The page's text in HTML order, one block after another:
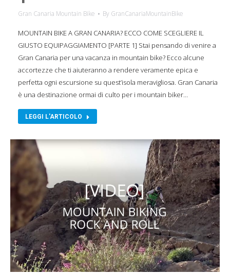
Gran Canaria Mountain Bike By GranCanariaMountainBike
MOUNTAIN BIKE A GRAN CANARIA? ECCO COME SCEGLIERE IL
GIUSTO EQUIPAGGIAMENTO [PARTE 1] Stai pensando di venire a
Gran Canaria per una vacanza in mountain bike? Ecco alcune
accortezze che ti aiuteranno a rendere veramente epica e
perfetta ogni escursione su quest’isola meravigliosa. Gran Canaria
è una destinazione ormai di culto per i mountain biker…
LEGGI L'ARTICOLO